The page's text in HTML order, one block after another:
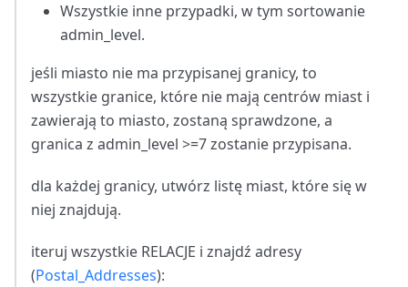
Wszystkie inne przypadki, w tym sortowanie
admin_level.
jeśli miasto nie ma przypisanej granicy, to
wszystkie granice, które nie mają centrów miast i
zawierają to miasto, zostaną sprawdzone, a
granica z admin_level >=7 zostanie przypisana.
dla każdej granicy, utwórz listę miast, które się w
niej znajdują.
iteruj wszystkie RELACJE i znajdź adresy
(Postal_Addresses):